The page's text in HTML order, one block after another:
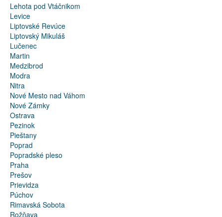
Lehota pod Vtáčnikom
Levice
Liptovské Revúce
Liptovský Mikuláš
Lučenec
Martin
Medzibrod
Modra
Nitra
Nové Mesto nad Váhom
Nové Zámky
Ostrava
Pezinok
Pieštany
Poprad
Popradské pleso
Praha
Prešov
Prievidza
Púchov
Rimavská Sobota
Rožňava